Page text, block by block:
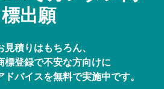
標出願
見積りはもちろん、
標登録で不安な方向けに
バイスを無料で実施中です。